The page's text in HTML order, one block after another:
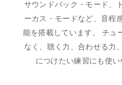
サウンドバック・モード、
ーカス・モードなど、音程
能を搭載しています。 チュ
なく、聴く力、合わせる力
につけたい練習にも使い